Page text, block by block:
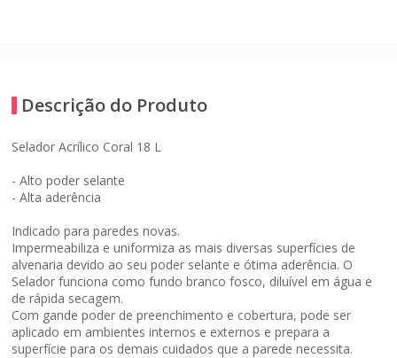
Descrição do Produto
Selador Acrílico Coral 18 L
- Alto poder selante
- Alta aderência
Indicado para paredes novas.
Impermeabiliza e uniformiza as mais diversas superfícies de
alvenaria devido ao seu poder selante e ótima aderência. O
Selador funciona como fundo branco fosco, diluível em água e
de rápida secagem.
Com gande poder de preenchimento e cobertura, pode ser
aplicado em ambientes internos e externos e prepara a
superfície para os demais cuidados que a parede necessita.